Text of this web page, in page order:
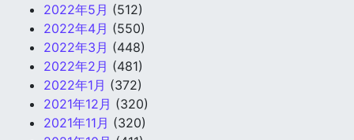
2022年5月 (512)
2022年4月 (550)
2022年3月 (448)
2022年2月 (481)
2022年1月 (372)
2021年12月 (320)
2021年11月 (320)